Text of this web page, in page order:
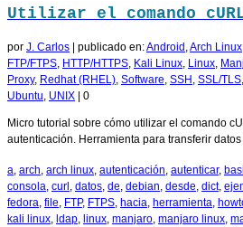
Utilizar el comando
por J. Carlos publicado en:Android ,Arch Linux
FTP/FTPS, HTTP/HTTPS, Kali Linux, Linux,
Proxy, Redhat (RHEL), Software, SSH , SSL/TLS,
Ubuntu, UNIX 0
Micro tutorial sobre cómo utilizar el comando
autenticación. Herramienta para transferir
a, arch, arch linux, autenticación, autenticar,
consola, curl , datos, de, debian, desde, dict,
fedora, file, FTP, FTPS, hacia, herramienta,
kali linux, ldap, linux, manjaro, manjaro linux,